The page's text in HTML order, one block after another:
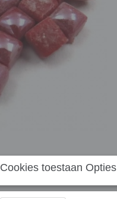
Cookies toestaan Opties